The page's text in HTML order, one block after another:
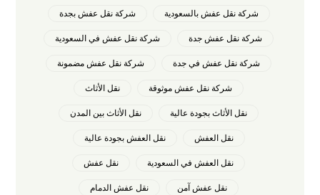
شركة نقل عفش بالسعودية شركة نقل عفش بجدة
شركة نقل عفش جدة شركة نقل عفش في السعودية
شركة نقل عفش في جدة شركة نقل عفش مضمونة
شركة نقل عفش موثوقة نقل الأثاث
نقل الأثاث بجودة عالية نقل الأثاث بين المدن
نقل العفش نقل العفش بجودة عالية
نقل العفش في السعودية نقل عفش
نقل عفش آمن نقل عفش الدمام